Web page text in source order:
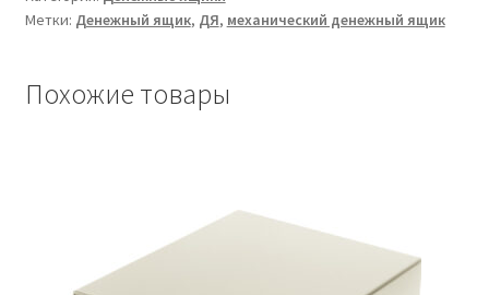
mini
Метки: Денежный ящик, ДЯ, механический денежный ящик
Похожие товары